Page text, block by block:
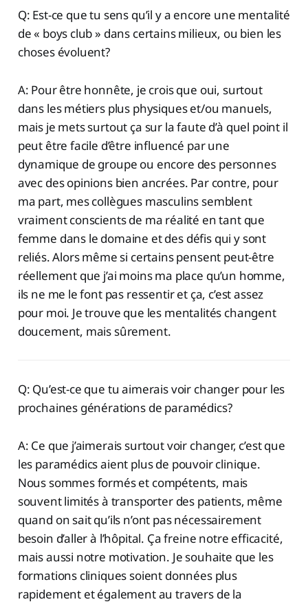
Q: Est-ce que tu sens qu’il y a encore une mentalité
de « boys club » dans certains milieux, ou bien les
choses évoluent?
A: Pour être honnête, je crois que oui, surtout
dans les métiers plus physiques et/ou manuels,
mais je mets surtout ça sur la faute d’à quel point il
peut être facile d’être influencé par une
dynamique de groupe ou encore des personnes
avec des opinions bien ancrées. Par contre, pour
ma part, mes collègues masculins semblent
vraiment conscients de ma réalité en tant que
femme dans le domaine et des défis qui y sont
reliés. Alors même si certains pensent peut-être
réellement que j’ai moins ma place qu’un homme,
ils ne me le font pas ressentir et ça, c’est assez
pour moi. Je trouve que les mentalités changent
doucement, mais sûrement.
Q: Qu’est-ce que tu aimerais voir changer pour les
prochaines générations de paramédics?
A: Ce que j’aimerais surtout voir changer, c’est que
les paramédics aient plus de pouvoir clinique.
Nous sommes formés et compétents, mais
souvent limités à transporter des patients, même
quand on sait qu’ils n’ont pas nécessairement
besoin d’aller à l’hôpital. Ça freine notre efficacité,
mais aussi notre motivation. Je souhaite que les
formations cliniques soient données plus
rapidement et également au travers de la